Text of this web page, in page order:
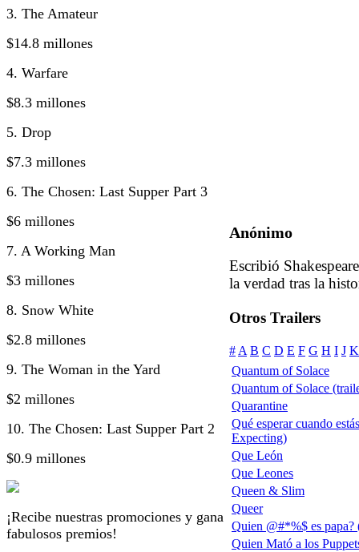
3. The Amateur
$14.8 millones
4. Warfare
$8.3 millones
5. Drop
$7.3 millones
6. The Chosen: Last Supper Part 3
$6 millones
7. A Working Man
$3 millones
8. Snow White
$2.8 millones
9. The Woman in the Yard
$2 millones
10. The Chosen: Last Supper Part 2
$0.9 millones
¡Recibe nuestras promociones y gana
fabulosos premios!
Anónimo
Escribió
la verdad tras la
Otros Trailers
# A B C D E F G H I J K
Quantum of Solace
Quantum of Solace
Quarantine
Qué esperar cuando
Expecting)
Que León
Que Leones
Queen & Slim
Queer
Quien @#*%$ es papa?
Quien Mató a los